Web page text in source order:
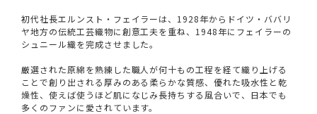
初代社長エルンスト・フェイラーは、1928年からドイツ・ババリ
ヤ地方の伝統工芸織物に創意工夫を重ね、1948年にフェイラーの
シュニール織を完成させました。
厳選された原綿を熟練した職人が何十もの工程を経て織り上げる
ことで創り出される厚みのある柔らかな質感、優れた吸水性と乾
燥性、使えば使うほど肌になじみ長持ちする風合いで、日本でも
多くのファンに愛されています。